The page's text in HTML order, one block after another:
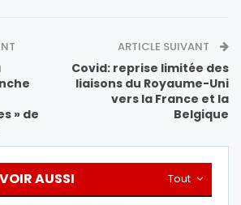
» de
ARTICLE SUIVANT
Covid: reprise limitée des
liaisons du Royaume-Uni
vers la France et la
Belgique
Tout
VOIR AUSSI